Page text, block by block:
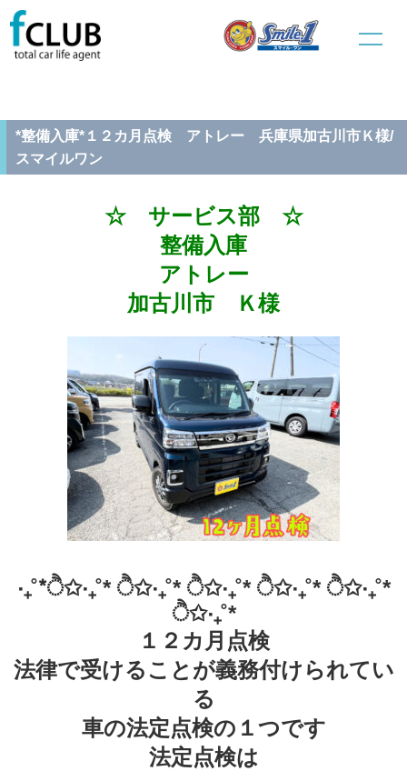
ホーム
*整備入庫*１２カ月点検 アトレー 兵庫県加古川市Ｋ様/スマイル
ワン
*整備入庫*１２カ月点検 アトレー 兵庫県加古川市Ｋ様/
スマイルワン
☆ サービス部 ☆
整備入庫
アトレー
加古川市 Ｋ様
‧₊˚*ੈ✩‧₊˚* ੈ✩‧₊˚* ੈ✩‧₊˚* ੈ✩‧₊˚* ੈ✩‧₊˚*
ੈ✩‧₊˚*
１２カ月点検
法律で受けることが義務付けられてい
る
車の法定点検の１つです
法定点検は